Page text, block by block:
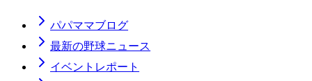
パパママブログ
最新の野球ニュース
イベントレポート